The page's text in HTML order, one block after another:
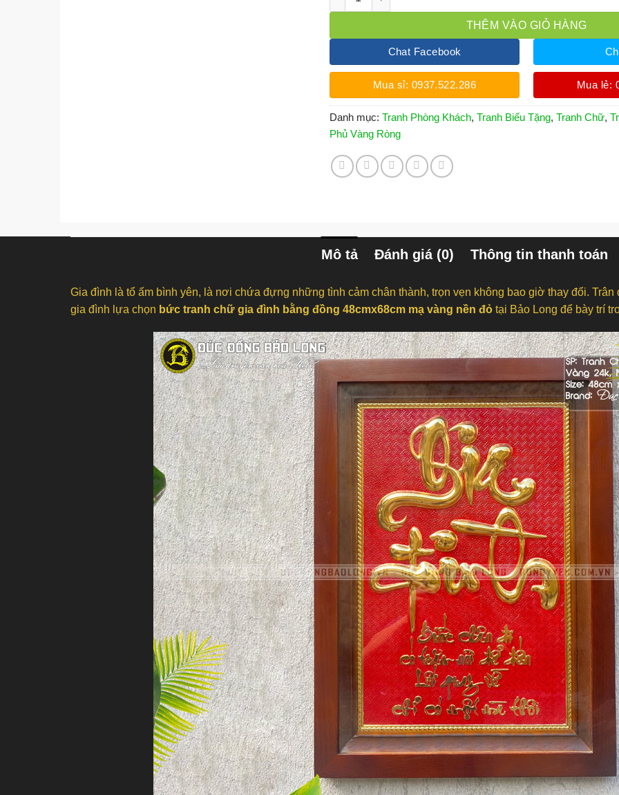
THÊM VÀO GIỎ HÀNG
Chat Facebook
Mua sỉ: 0937.522.286 Mua lẻ:
Danh mục: Tranh Phòng Khách, Tranh Biếu Tặng, Tranh Chữ,
Phủ Vàng Ròng
Mô tả Đánh giá (0) Thông tin thanh toán
Gia đình là tổ ấm bình yên, là nơi chứa đựng những tình cảm chân thành, trọn vẹn không bao giờ thay đổi.
gia đình lựa chọn bức tranh chữ gia đình bằng đồng 48cmx68cm mạ vàng nền đỏ tại Bảo Long để bày trí